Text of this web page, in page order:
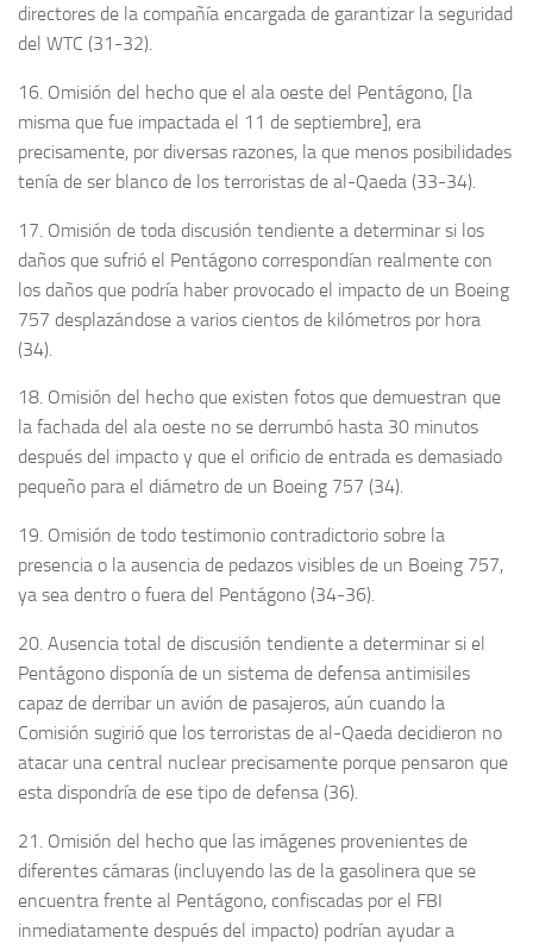
directores de la compañía encargada de garantizar la seguridad
del WTC (31-32).
16. Omisión del hecho que el ala oeste del Pentágono, [la
misma que fue impactada el 11 de septiembre], era
precisamente, por diversas razones, la que menos posibilidades
tenía de ser blanco de los terroristas de al-Qaeda (33-34).
17. Omisión de toda discusión tendiente a determinar si los
daños que sufrió el Pentágono correspondían realmente con
los daños que podría haber provocado el impacto de un Boeing
757 desplazándose a varios cientos de kilómetros por hora
(34).
18. Omisión del hecho que existen fotos que demuestran que
la fachada del ala oeste no se derrumbó hasta 30 minutos
después del impacto y que el orificio de entrada es demasiado
pequeño para el diámetro de un Boeing 757 (34).
19. Omisión de todo testimonio contradictorio sobre la
presencia o la ausencia de pedazos visibles de un Boeing 757,
ya sea dentro o fuera del Pentágono (34-36).
20. Ausencia total de discusión tendiente a determinar si el
Pentágono disponía de un sistema de defensa antimisiles
capaz de derribar un avión de pasajeros, aún cuando la
Comisión sugirió que los terroristas de al-Qaeda decidieron no
atacar una central nuclear precisamente porque pensaron que
esta dispondría de ese tipo de defensa (36).
21. Omisión del hecho que las imágenes provenientes de
diferentes cámaras (incluyendo las de la gasolinera que se
encuentra frente al Pentágono, confiscadas por el FBI
inmediatamente después del impacto) podrían ayudar a